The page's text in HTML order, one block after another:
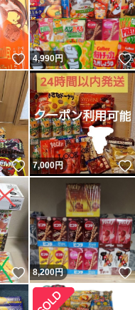
いいね！
4,990円
いいね！
7,000円
いいね！
8,200円